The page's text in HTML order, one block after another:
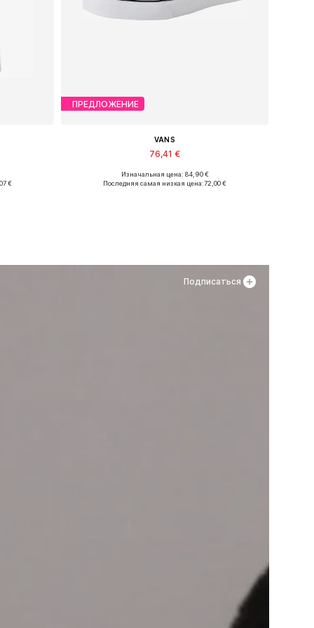
€
ПРЕДЛОЖЕНИЕ
VANS
76,41 €
Доступно множество размеров
Изначальная цена: 84,90 €
Последняя самая низкая цена:72,00 €
Подписаться